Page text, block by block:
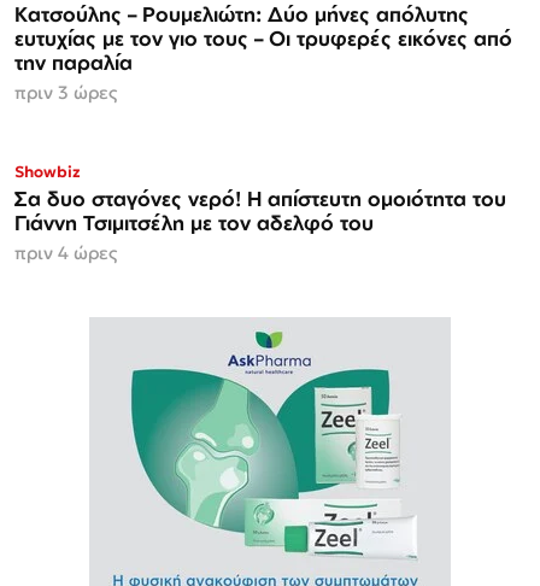
Κατσούλης – Ρουμελιώτη: Δύο μήνες απόλυτης
ευτυχίας με τον γιο τους – Οι τρυφερές εικόνες από
την παραλία
πριν 3 ώρες
Showbiz
Σα δυο σταγόνες νερό! Η απίστευτη ομοιότητα του
Γιάννη Τσιμιτσέλη με τον αδελφό του
πριν 4 ώρες